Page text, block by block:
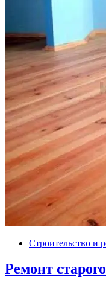
Строительство и
Ремонт